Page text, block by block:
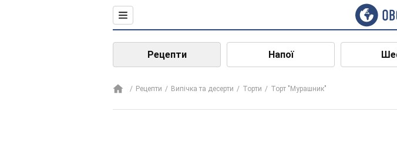
Рецепти Напої
Рецепти Випічка та десерти Торти Торт "Мурашник"